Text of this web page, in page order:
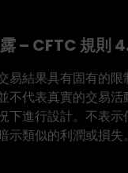
– CFTC 規則
易結果具有固有的
不代表真實的交易
下進行設計。不表
示類似的利潤或損失。